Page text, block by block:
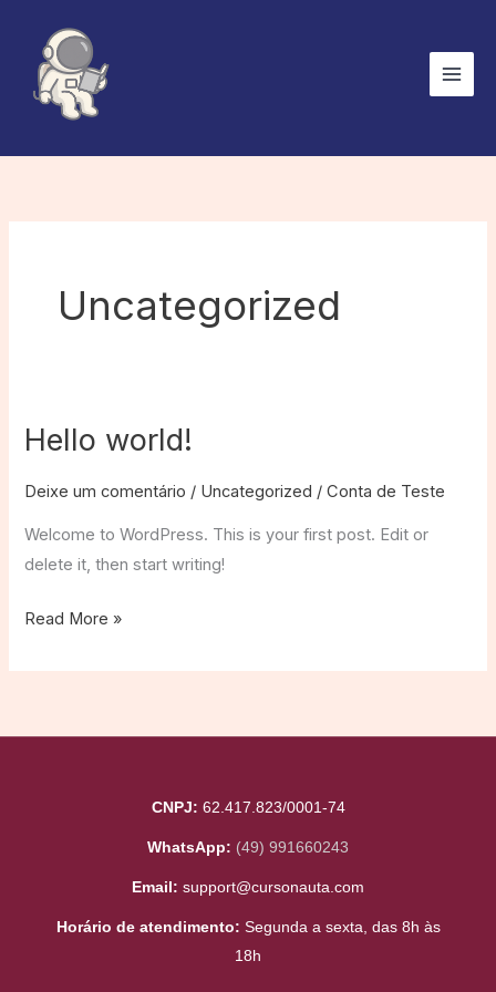
conteúdo
Uncategorized
Hello world!
Deixe um comentário / Uncategorized /Conta de Teste
Welcome to WordPress. This is your first post. Edit or
delete it, then start writing!
Hello
Read More »
CNPJ: 62.417.823/0001-74
WhatsApp: (49) 991660243
Email: support@cursonauta.com
Horário de atendimento: Segunda a sexta, das 8h às
18h